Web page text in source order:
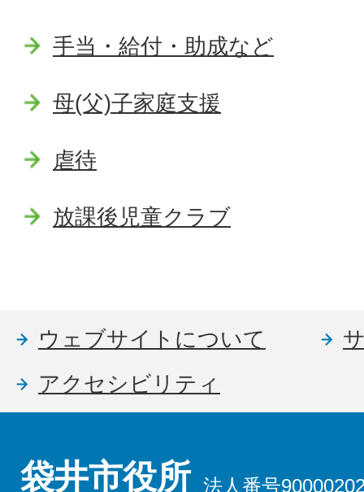
手当・給付・助成など
母(父)子家庭支援
虐待
放課後児童クラブ
ウェブサイトについて
アクセシビリティ
袋井市役所 法人番号